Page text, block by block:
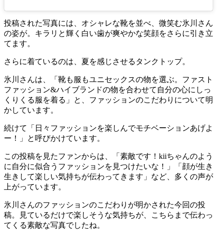
投稿された写真には、オシャレな靴を並べ、微笑む氷川さん
の姿が。キラリと輝く白い歯が爽やかな笑顔をさらに引き立
てます。
さらに着ているのは、夏を感じさせるタンクトップ。
氷川さんは、「靴も服もユニセックスの物を選ぶ。ファスト
ファッション&ハイブランドの物を合わせて自分の心にしっ
くりくる服を着る」と、ファッションのこだわりについて明
かしています。
続けて「日々ファッションを楽しんでモチベーションあげよ
ー！」と呼びかけています。
この投稿を見たファンからは、「素敵です！kiiちゃんのよう
に自分に似合うファッションを見つけたいな！」「顔が生き
生きして楽しい気持ちが伝わってきます」など、多くの声が
上がっています。
氷川さんのファッションのこだわりが明かされた今回の投
稿。見ているだけで楽しそうな気持ちが、こちらまで伝わっ
てくる素敵な写真でしたね。